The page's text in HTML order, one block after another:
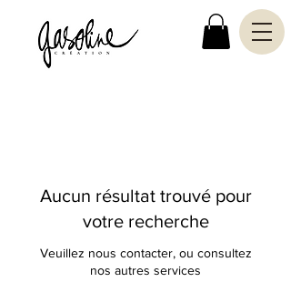
Aucun résultat trouvé pour
votre recherche
Veuillez nous contacter, ou consultez
nos autres services